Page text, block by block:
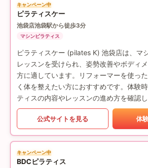
キャンペーン中
ピラティスケー
池袋店池袋駅から徒歩3分
マシンピラティス
ピラティスケー (pilates K) 池袋店は、マ
レッスンを受けられ、姿勢改善やボディ
方に適しています。リフォーマーを使っ
く体を整えたい方におすすめです。体験
ティスの内容やレッスンの進め方を確認し
公式サイトを見る 体
キャンペーン中
BDCピラティス